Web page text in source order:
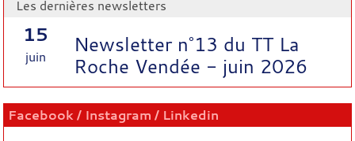
Les dernières newsletters
15
juin
Newsletter n°13 du TT La
Roche Vendée - juin 2026
Facebook / Instagram / Linkedin